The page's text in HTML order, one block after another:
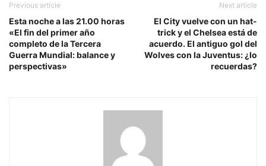
Previous article
Esta noche a las 21.00 horas
«El fin del primer año
completo de la Tercera
Guerra Mundial: balance y
perspectivas»
Next article
El City vuelve con un hat-
trick y el Chelsea está de
acuerdo. El antiguo gol del
Wolves con la Juventus: ¿lo
recuerdas?